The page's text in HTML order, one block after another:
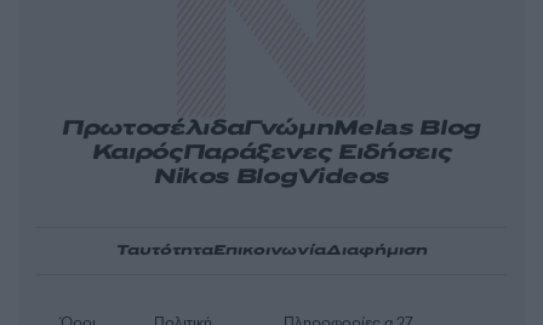
ΠρωτοσέλιδαΓνώμηMelas Blog
ΚαιρόςΠαράξενες Ειδήσεις
Nikos BlogVideos
ΤαυτότηταΕπικοινωνίαΔιαφήμιση